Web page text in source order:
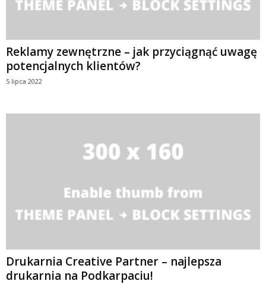
Reklamy zewnętrzne – jak przyciągnąć uwagę
potencjalnych klientów?
5 lipca 2022
Drukarnia Creative Partner – najlepsza
drukarnia na Podkarpaciu!